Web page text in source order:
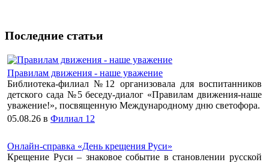
Последние статьи
Правилам движения - наше уважение
Библиотека-филиал №12 организовала для воспитанников
детского сада №5 беседу-диалог «Правилам движения-наше
уважение!», посвященную Международному дню светофора.
05.08.26 в Филиал 12
Онлайн-справка «День крещения Руси»
Крещение Руси – знаковое событие в становлении русской